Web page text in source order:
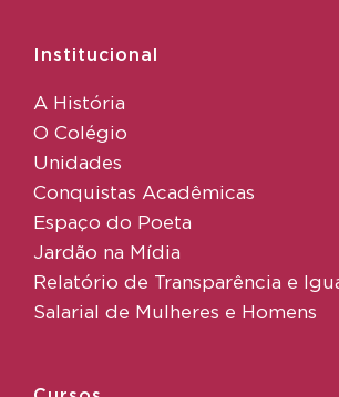
Institucional
A História
O Colégio
Unidades
Conquistas Acadêmicas
Espaço do Poeta
Jardão na Mídia
Relatório de Transparência e
Salarial de Mulheres e Homens